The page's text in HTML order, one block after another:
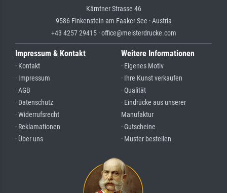
Kärntner Strasse 46
9586 Finkenstein am Faaker See · Austria
+43 4257 29415 · office@meisterdrucke.com
Impressum & Kontakt
· Kontakt
· Impressum
· AGB
· Datenschutz
· Widerrufsrecht
· Reklamationen
· Über uns
Weitere Informationen
· Eigenes Motiv
· Ihre Kunst verkaufen
· Qualität
· Eindrücke aus unserer
Manufaktur
· Gutscheine
· Muster bestellen